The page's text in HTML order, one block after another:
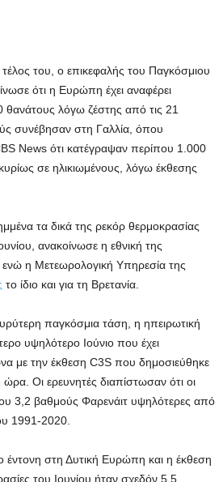
του, ο επικεφαλής του Παγκόσμιου
ότι η Ευρώπη έχει αναφέρει
λόγω ζέστης από τις 21
συνέβησαν στη Γαλλία, όπου
News ότι κατέγραψαν περίπου 1.000
σε ηλικιωμένους, λόγω έκθεσης
τα δικά της ρεκόρ θερμοκρασίας
ανακοίνωσε η εθνική της
η Μετεωρολογική Υπηρεσία της
το ίδιο και για τη Βρετανία.
παγκόσμια τάση, η ηπειρωτική
υψηλότερο Ιούνιο που έχει
με την έκθεση C3S που δημοσιεύθηκε
Οι ερευνητές διαπίστωσαν ότι οι
3,2 βαθμούς Φαρενάιτ υψηλότερες από
1991-2020.
έντονη στη Δυτική Ευρώπη και η έκθεση
του Ιουνίου ήταν σχεδόν 5,5